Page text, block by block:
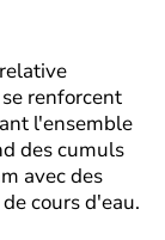
renforcent
l'ensemble
des cumuls
avec des
cours d'eau.